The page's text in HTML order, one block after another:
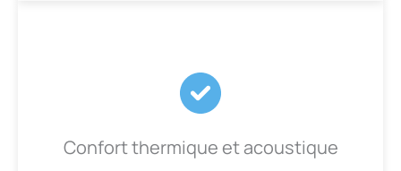
Confort thermique et acoustique